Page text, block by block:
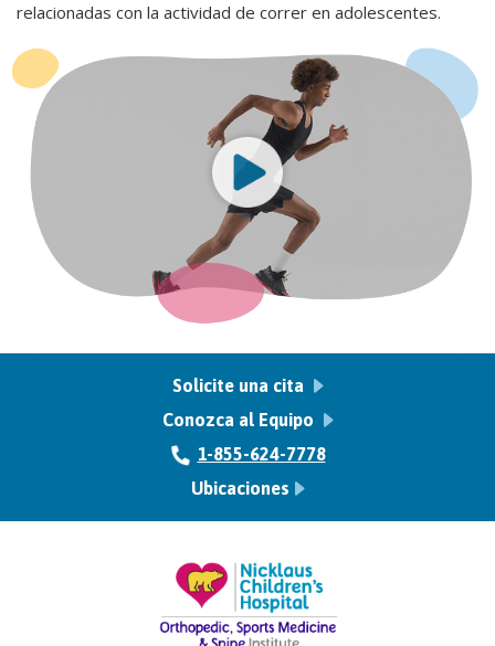
relacionadas con la actividad de correr en adolescentes.
Solicite una cita
Conozca al Equipo
1-855-624-7778
Ubicaciones